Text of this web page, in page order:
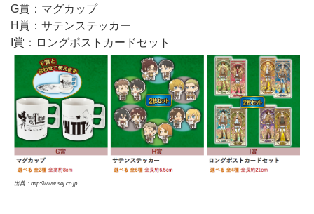
G賞：マグカップ
H賞：サテンステッカー
I賞：ロングポストカードセット
出典：http://www.sej.co.jp